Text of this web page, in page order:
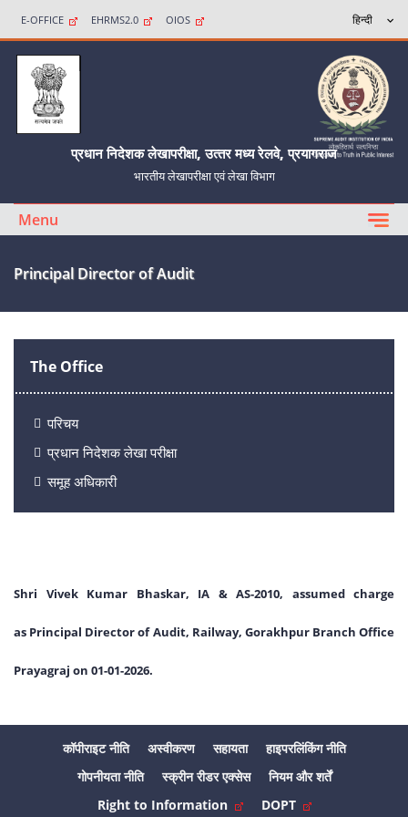
E-OFFICE EHRMS2.0 OIOS
प्रधान निदेशक लेखापरीक्षा, उत्‍तर मध्‍य रेलवे, प्रयागराज
भारतीय लेखापरीक्षा एवं लेखा विभाग
Menu
Principal Director of Audit
The Office
परिचय
प्रधान निदेशक लेखा परीक्षा
समूह अधिकारी
Shri Vivek Kumar Bhaskar, IA & AS-2010, assumed charge
as Principal Director of Audit, Railway, Gorakhpur Branch Office
Prayagraj on 01-01-2026.
कॉपीराइट नीति अस्वीकरण सहायता
हाइपरलिंकिंग नीति
गोपनीयता नीति
स्क्रीन रीडर एक्सेस
नियम और शर्तें
Right to Information
DOPT